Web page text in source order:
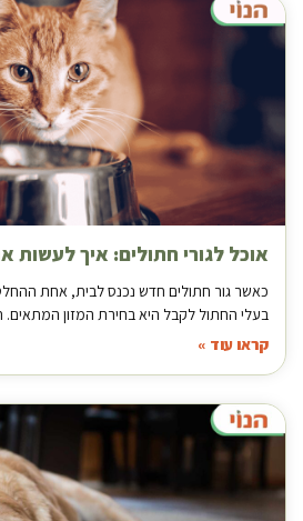
אוכל לגורי חתולים: איך
כאשר גור חתולים חדש נכנס לבית, אחת
בעלי החתול לקבל היא בחירת המזון המתאים.
קראו עוד »